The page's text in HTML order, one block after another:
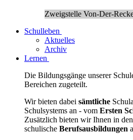
Zweigstelle Von-Der-
Schulleben
Aktuelles
Archiv
Lernen
Die Bildungsgänge unserer
Bereichen zugeteilt.
Wir bieten dabei sämtliche
Schulsystems an - vom Ersten
Zusätzlich bieten wir Ihnen in
schulische Berufsausbildungen